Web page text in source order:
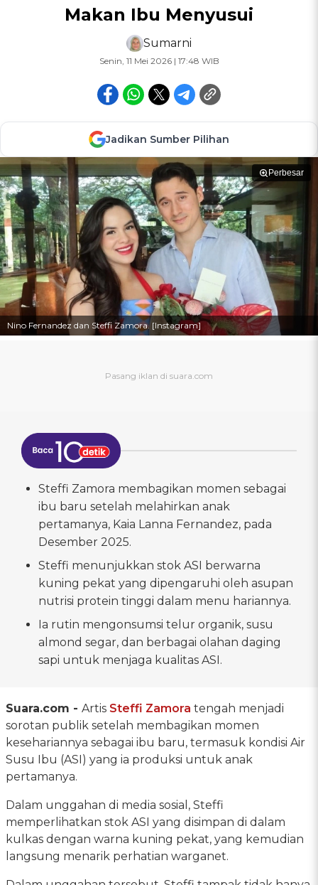
Makan Ibu Menyusui
Sumarni
Senin, 11 Mei 2026 | 17:48 WIB
Jadikan Sumber Pilihan
Perbesar
Nino Fernandez dan Steffi Zamora. [Instagram]
Steffi Zamora membagikan momen sebagai
ibu baru setelah melahirkan anak
pertamanya, Kaia Lanna Fernandez, pada
Desember 2025.
Steffi menunjukkan stok ASI berwarna
kuning pekat yang dipengaruhi oleh asupan
nutrisi protein tinggi dalam menu hariannya.
Ia rutin mengonsumsi telur organik, susu
almond segar, dan berbagai olahan daging
sapi untuk menjaga kualitas ASI.
Suara.com - Artis Steffi Zamora tengah menjadi
sorotan publik setelah membagikan momen
kesehariannya sebagai ibu baru, termasuk kondisi Air
Susu Ibu (ASI) yang ia produksi untuk anak
pertamanya.
Dalam unggahan di media sosial, Steffi
memperlihatkan stok ASI yang disimpan di dalam
kulkas dengan warna kuning pekat, yang kemudian
langsung menarik perhatian warganet.